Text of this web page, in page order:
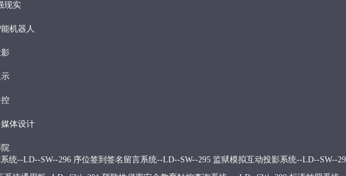
现实
机器人
体设计
统--LD--SW--296 序位签到签名留言系统--LD--SW--295 监狱模拟互动投影系统--LD--SW--